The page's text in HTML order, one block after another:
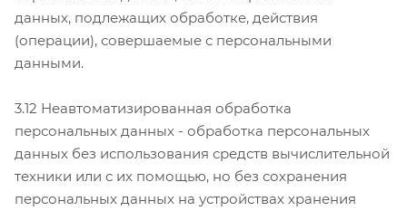
данных, подлежащих обработке, действия
(операции), совершаемые с персональными
данными.
3.12 Неавтоматизированная обработка
персональных данных - обработка персональных
данных без использования средств вычислительной
техники или с их помощью, но без сохранения
персональных данных на устройствах хранения